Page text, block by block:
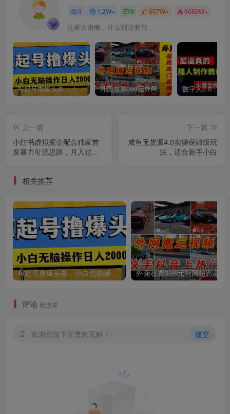
0 1.2W+ 0 667W+ 6685W+
这家伙很懒，什么都没有写...
AI起号撸爆头条，小白也能操作，日入2000+ 外面收费398元外网超跑豪车汽车视频搬运至快手抖音上热门项目
上一篇
小红书虚拟掘金配合独家首
发暴力引流思路，月入过万
下一篇
咸鱼无货源4.0实操保姆级玩
法，适合新手小白
相关推荐
AI起号撸爆头条，小白也能操作，日入2000+
评论 抢沙发
欢迎您留下宝贵的见解！ 提交